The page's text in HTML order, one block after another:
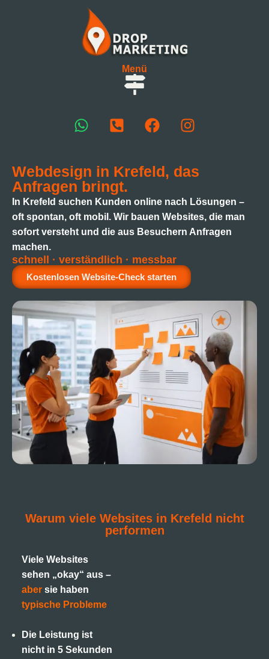
Menü
Webdesign in Krefeld, das
Anfragen bringt.
In Krefeld suchen Kunden online nach Lösungen –
oft spontan, oft mobil. Wir bauen Websites, die man
sofort versteht und die aus Besuchern Anfragen
machen.
schnell · verständlich · messbar
Kostenlosen Website-Check starten
Warum viele Websites in Krefeld nicht
performen
Viele Websites
sehen „okay“ aus –
aber sie haben
typische Probleme
Die Leistung ist
nicht in 5 Sekunden